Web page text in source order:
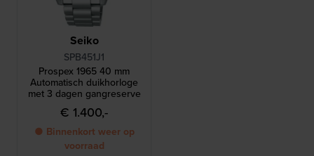
Seiko
SPB451J1
Prospex 1965 40 mm
Automatisch duikhorloge
met 3 dagen gangreserve
€ 1.400,-
● Binnenkort weer op
voorraad